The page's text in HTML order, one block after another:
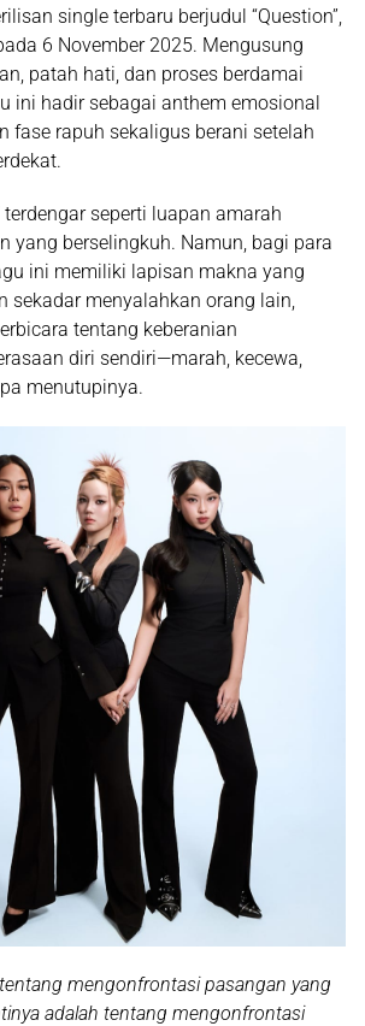
single terbaru berjudul “Question”
6 November 2025. Mengusung
patah hati, dan proses berdamai
ini hadir sebagai anthem emosional
fase rapuh sekaligus berani setelah
terdengar seperti luapan amarah
yang berselingkuh. Namun, bagi para
ini memiliki lapisan makna yang
sekadar menyalahkan orang lain,
tentang keberanian
diri sendiri—marah, kecewa,
menutupinya.
mengonfrontasi pasangan yang
adalah tentang mengonfrontasi